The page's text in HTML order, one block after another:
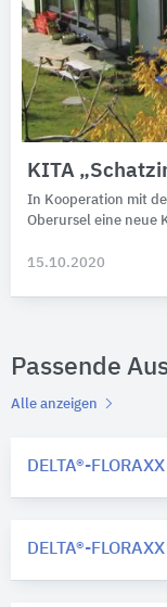
KITA
In Kooperation mit
Oberursel eine neue
15.10.2020
Passende
Alle anzeigen
DELTA®-
DELTA®-